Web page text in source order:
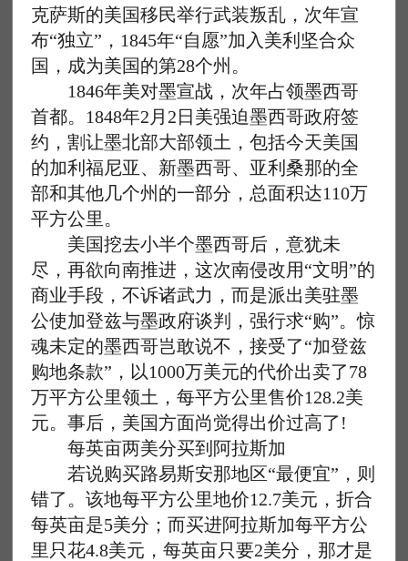
克萨斯的美国移民举行武装叛乱，次年宣
布“独立”，1845年“自愿”加入美利坚合众
国，成为美国的第28个州。
1846年美对墨宣战，次年占领墨西哥
首都。1848年2月2日美强迫墨西哥政府签
约，割让墨北部大部领土，包括今天美国
的加利福尼亚、新墨西哥、亚利桑那的全
部和其他几个州的一部分，总面积达110万
平方公里。
美国挖去小半个墨西哥后，意犹未
尽，再欲向南推进，这次南侵改用“文明”的
商业手段，不诉诸武力，而是派出美驻墨
公使加登兹与墨政府谈判，强行求“购”。惊
魂未定的墨西哥岂敢说不，接受了“加登兹
购地条款”，以1000万美元的代价出卖了78
万平方公里领土，每平方公里售价128.2美
元。事后，美国方面尚觉得出价过高了!
每英亩两美分买到阿拉斯加
若说购买路易斯安那地区“最便宜”，则
错了。该地每平方公里地价12.7美元，折合
每英亩是5美分；而买进阿拉斯加每平方公
里只花4.8美元，每英亩只要2美分，那才是